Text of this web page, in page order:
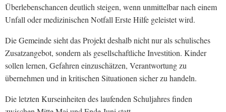
Überlebenschancen deutlich steigen, wenn unmittelbar nach einem
Unfall oder medizinischen Notfall Erste Hilfe geleistet wird.
Die Gemeinde sieht das Projekt deshalb nicht nur als schulisches
Zusatzangebot, sondern als gesellschaftliche Investition. Kinder
sollen lernen, Gefahren einzuschätzen, Verantwortung zu
übernehmen und in kritischen Situationen sicher zu handeln.
Die letzten Kurseinheiten des laufenden Schuljahres finden